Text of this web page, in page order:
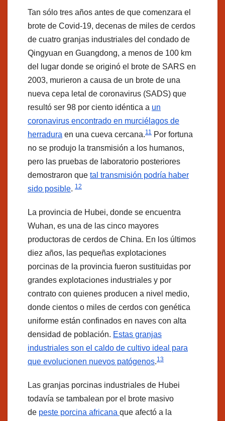
Tan sólo tres años antes de que comenzara el
brote de Covid-19, decenas de miles de cerdos
de cuatro granjas industriales del condado de
Qingyuan en Guangdong, a menos de 100 km
del lugar donde se originó el brote de SARS en
2003, murieron a causa de un brote de una
nueva cepa letal de coronavirus (SADS) que
resultó ser 98 por ciento idéntica a un
coronavirus encontrado en murciélagos de
herradura en una cueva cercana.11 Por fortuna
no se produjo la transmisión a los humanos,
pero las pruebas de laboratorio posteriores
demostraron que tal transmisión podría haber
sido posible. 12
La provincia de Hubei, donde se encuentra
Wuhan, es una de las cinco mayores
productoras de cerdos de China. En los últimos
diez años, las pequeñas explotaciones
porcinas de la provincia fueron sustituidas por
grandes explotaciones industriales y por
contrato con quienes producen a nivel medio,
donde cientos o miles de cerdos con genética
uniforme están confinados en naves con alta
densidad de población. Estas granjas
industriales son el caldo de cultivo ideal para
que evolucionen nuevos patógenos.13
Las granjas porcinas industriales de Hubei
todavía se tambalean por el brote masivo
de peste porcina africana que afectó a la